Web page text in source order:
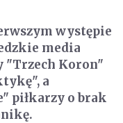
występie
media
"Trzech Koron"
a
piłkarzy o brak